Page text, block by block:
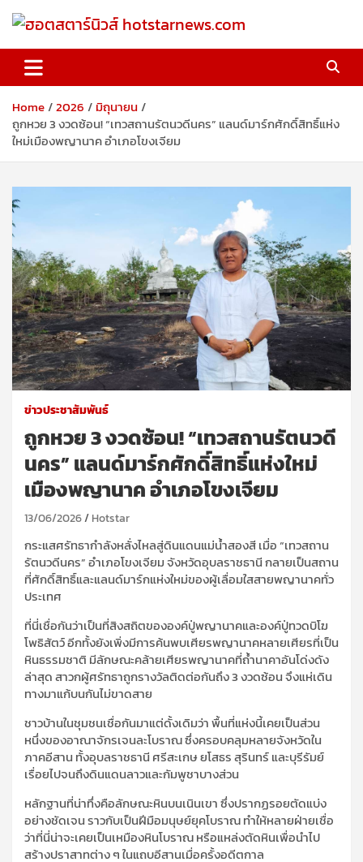
ฮอตสตาร์นิวส์ hotstarnews.com
Home 2026
มิถุนายน
ถูกหวย 3 งวดซ้อน! “เทวสถานรัตนวดีนคร” แลนด์มาร์กศักดิ์สิทธิ์แห่ง
ใหม่เมืองพญานาค อำเภอโขงเจียม
ข่าวประชาสัมพันธ์
ถูกหวย 3 งวดซ้อน! “เทวสถานรัตนวดี
นคร” แลนด์มาร์กศักดิ์สิทธิ์แห่งใหม่
เมืองพญานาค อำเภอโขงเจียม
13/06/2026 Hotstar
กระแสศรัทธากำลังหลั่งไหลสู่ดินแดนแม่น้ำสองสี เมื่อ “เทวสถาน
รัตนวดีนคร” อำเภอโขงเจียม จังหวัดอุบลราชธานี กลายเป็นสถาน
ที่ศักดิ์สิทธิ์และแลนด์มาร์กแห่งใหม่ของผู้เลื่อมใสสายพญานาคทั่ว
ประเทศ
ที่นี่เชื่อกันว่าเป็นที่สิงสถิตขององค์ปู่พญานาคและองค์ปู่ทวดบิโฆ
โพธิสัตว์ อีกทั้งยังเพิ่งมีการค้นพบเศียรพญานาคหลายเศียรที่เป็น
หินธรรมชาติ มีลักษณะคล้ายเศียรพญานาคที่ถ้ำนาคาอันโด่งดัง
ล่าสุด สาวกผู้ศรัทธาถูกรางวัลติดต่อกันถึง 3 งวดซ้อน จึงแห่เดิน
ทางมาแก้บนกันไม่ขาดสาย
ชาวบ้านในชุมชนเชื่อกันมาแต่ดั้งเดิมว่า พื้นที่แห่งนี้เคยเป็นส่วน
หนึ่งของอาณาจักรเจนละโบราณ ซึ่งครอบคลุมหลายจังหวัดใน
ภาคอีสาน ทั้งอุบลราชธานี ศรีสะเกษ ยโสธร สุรินทร์ และบุรีรัมย์
เรื่อยไปจนถึงดินแดนลาวและกัมพูชาบางส่วน
หลักฐานที่น่าทึ่งคือลักษณะหินบนเนินเขา ซึ่งปรากฏรอยตัดแบ่ง
อย่างชัดเจน ราวกับเป็นฝีมือมนุษย์ยุคโบราณ ทำให้หลายฝ่ายเชื่อ
ว่าที่นี่น่าจะเคยเป็นเหมืองหินโบราณ หรือแหล่งตัดหินเพื่อนำไป
สร้างปราสาทต่าง ๆ ในแถบอีสานเมื่อครั้งอดีตกาล